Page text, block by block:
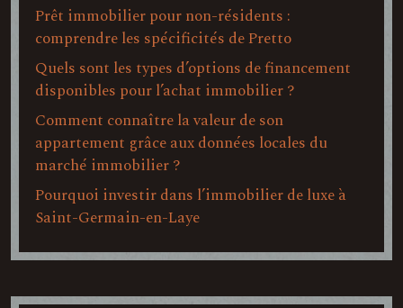
Prêt immobilier pour non-résidents :
comprendre les spécificités de Pretto
Quels sont les types d’options de financement
disponibles pour l’achat immobilier ?
Comment connaître la valeur de son
appartement grâce aux données locales du
marché immobilier ?
Pourquoi investir dans l’immobilier de luxe à
Saint-Germain-en-Laye